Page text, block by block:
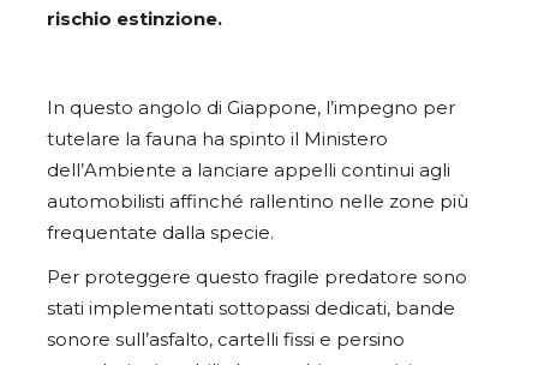
rischio estinzione.
In questo angolo di Giappone, l’impegno per
tutelare la fauna ha spinto il Ministero
dell’Ambiente a lanciare appelli continui agli
automobilisti affinché rallentino nelle zone più
frequentate dalla specie.
Per proteggere questo fragile predatore sono
stati implementati sottopassi dedicati, bande
sonore sull’asfalto, cartelli fissi e persino